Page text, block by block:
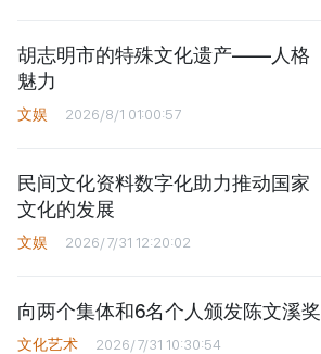
胡志明市的特殊文化遗产——人格
魅力
文娱 2026/8/1 01:00:57
民间文化资料数字化助力推动国家
文化的发展
文娱 2026/7/31 12:20:02
向两个集体和6名个人颁发陈文溪奖
文化艺术 2026/7/31 10:30:54